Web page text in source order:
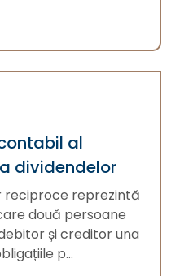
al
dividendelor
reciproce reprezintă
două persoane
și creditor una
p...